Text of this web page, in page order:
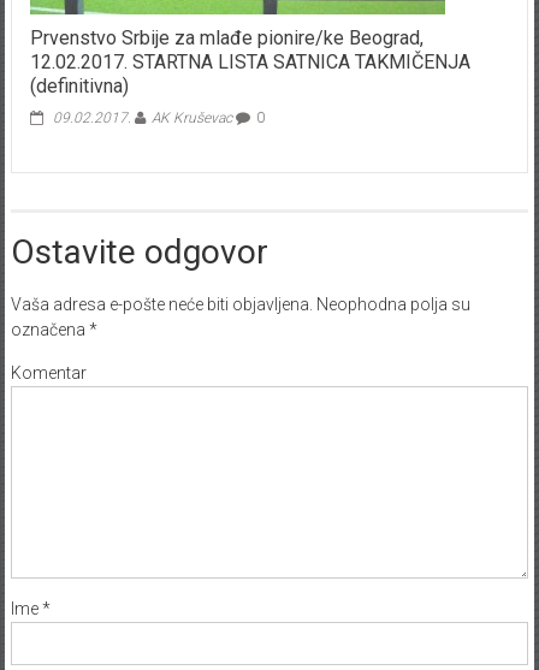
Prvenstvo Srbije za mlađe pionire/ke Beograd,
12.02.2017. STARTNA LISTA SATNICA TAKMIČENJA
(definitivna)
09.02.2017. AK Kruševac 0
Ostavite odgovor
Vaša adresa e-pošte neće biti objavljena. Neophodna polja su
označena *
Komentar
Ime*